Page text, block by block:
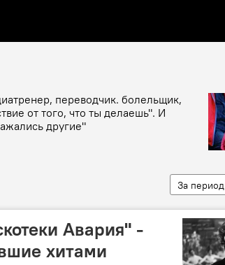
переводчик. болельщик,
от того, что ты делаешь". И
другие"
За период
Авария" -
хитами